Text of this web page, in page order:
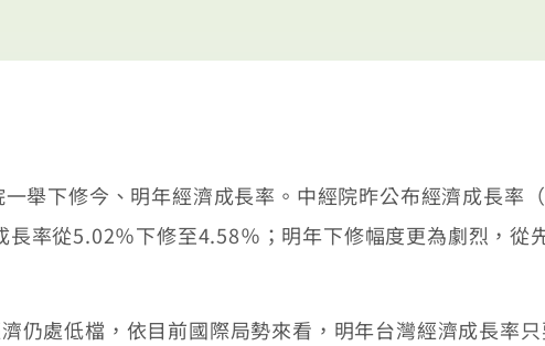
下修今、明年經濟成長率。中經院昨公布經濟成長率
率從5.02％下修至4.58％；明年下修幅度更為劇烈，從
處低檔，依目前國際局勢來看，明年台灣經濟成長率